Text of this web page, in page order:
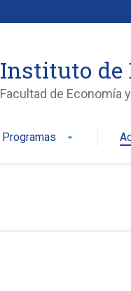
Instituto de
Facultad de Economía
Programas arrow_drop_down